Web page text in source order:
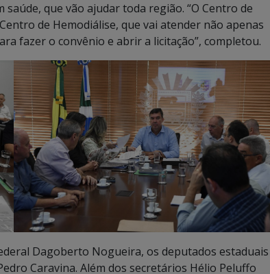
que vão ajudar toda região. “O Centro de
de Hemodiálise, que vai atender não apenas
fazer o convênio e abrir a licitação”, completou.
Dagoberto Nogueira, os deputados estaduais
Caravina. Além dos secretários Hélio Peluffo